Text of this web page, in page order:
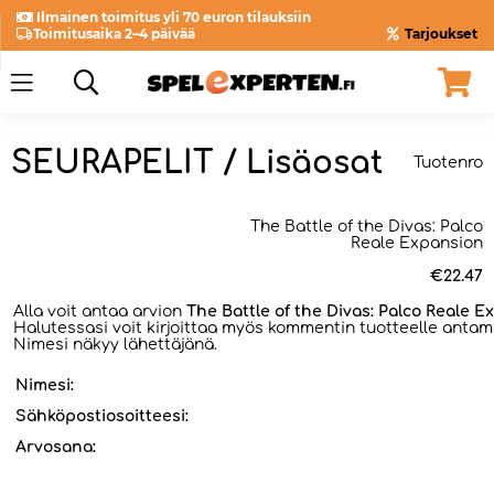
Ilmainen toimitus yli 70 euron tilauksiin
Toimitusaika 2–4 päivää
Tarjoukset
SEURAPELIT / Lisäosat Tuotenro
The Battle of the Divas: Palco
Reale Expansion
€22.47
Alla voit antaa arvion The Battle of the Divas: Palco Reale
Halutessasi voit kirjoittaa myös kommentin tuotteelle
Nimesi näkyy lähettäjänä.
Nimesi:
Sähköpostiosoitteesi:
Arvosana: